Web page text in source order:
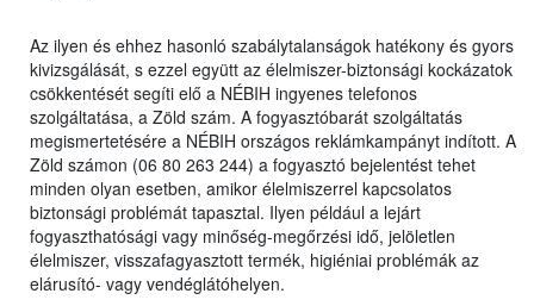
Az ilyen és ehhez hasonló szabálytalanságok hatékony és gyors
kivizsgálását, s ezzel együtt az élelmiszer-biztonsági kockázatok
csökkentését segíti elő a NÉBIH ingyenes telefonos
szolgáltatása, a Zöld szám. A fogyasztóbarát szolgáltatás
megismertetésére a NÉBIH országos reklámkampányt indított. A
Zöld számon (06 80 263 244) a fogyasztó bejelentést tehet
minden olyan esetben, amikor élelmiszerrel kapcsolatos
biztonsági problémát tapasztal. Ilyen például a lejárt
fogyaszthatósági vagy minőség-megőrzési idő, jelöletlen
élelmiszer, visszafagyasztott termék, higiéniai problémák az
elárusító- vagy vendéglátóhelyen.